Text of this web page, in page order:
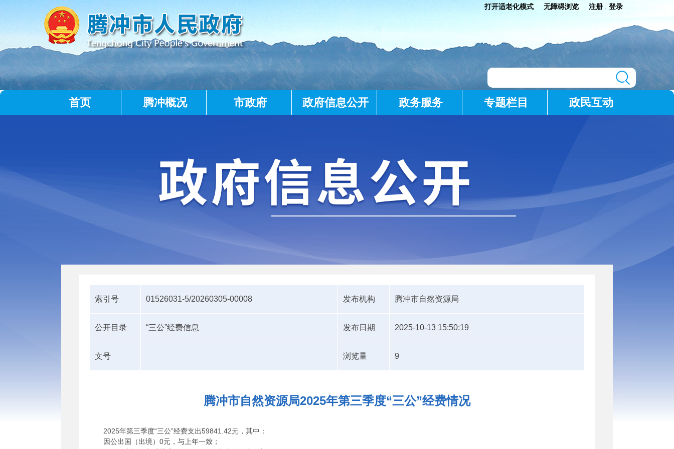
打开适老化模式 无障碍浏览 注册 登录
首页 腾冲概况 市政府 政府信息公开 政务服务 专题栏目 政民互动
索引号 01526031-5/20260305-00008 发布机构 腾冲市自然资源局
公开目录 “三公”经费信息 发布日期 2025-10-13 15:50:19
文号 浏览量 9
腾冲市自然资源局2025年第三季度“三公”经费情况
2025年第三季度“三公”经费支出59841.42元，其中：
因公出国（出境）0元，与上年一致；